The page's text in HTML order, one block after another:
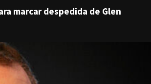
marcar despedida de Glen